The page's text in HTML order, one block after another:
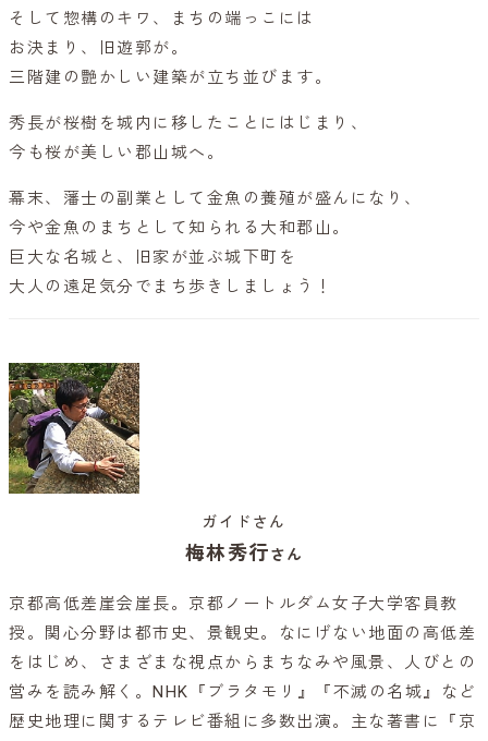
そして惣構のキワ、まちの端っこには
お決まり、旧遊郭が。
三階建の艶かしい建築が立ち並びます。
秀長が桜樹を城内に移したことにはじまり、
今も桜が美しい郡山城へ。
幕末、藩士の副業として金魚の養殖が盛んになり、
今や金魚のまちとして知られる大和郡山。
巨大な名城と、旧家が並ぶ城下町を
大人の遠足気分でまち歩きしましょう！
ガイドさん
梅林秀行さん
京都高低差崖会崖長。京都ノートルダム女子大学客員教
授。関心分野は都市史、景観史。なにげない地面の高低差
をはじめ、さまざまな視点からまちなみや風景、人びとの
営みを読み解く。NHK『ブラタモリ』『不滅の名城』など
歴史地理に関するテレビ番組に多数出演。主な著書に『京